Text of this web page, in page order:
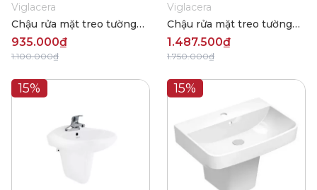
Viglacera
Chậu rửa mặt treo tường
Viglacera V23
935.000₫
1.100.000₫
Viglacera
Chậu rửa mặt treo tường
Viglacera V50
1.487.500₫
1.750.000₫
15% 15%